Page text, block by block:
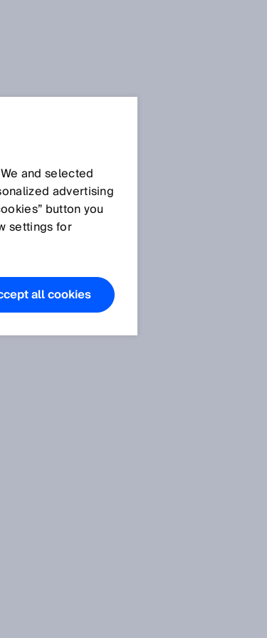
and selected
advertising
button you
settings for
all cookies